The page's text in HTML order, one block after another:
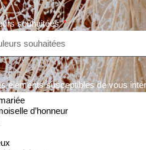
souhaitées
éléments susceptibles de vous